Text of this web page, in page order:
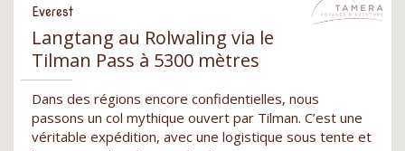
Everest
Langtang au Rolwaling via le
Tilman Pass à 5300 mètres
Dans des régions encore confidentielles, nous
passons un col mythique ouvert par Tilman. C’est une
véritable expédition, avec une logistique sous tente et